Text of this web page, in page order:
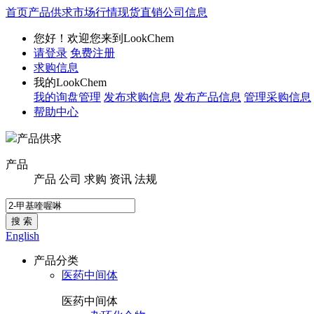
首页产品供求市场行情现货直销公司信息
您好！欢迎您来到LookChem
请登录 免费注册
求购信息
我的LookChem
我的询盘管理 发布求购信息 发布产品信息 管理采购信息
帮助中心
产品供求
产品
产品 公司 求购 资讯 法规
搜 索
English
产品分类
医药中间体
医药中间体